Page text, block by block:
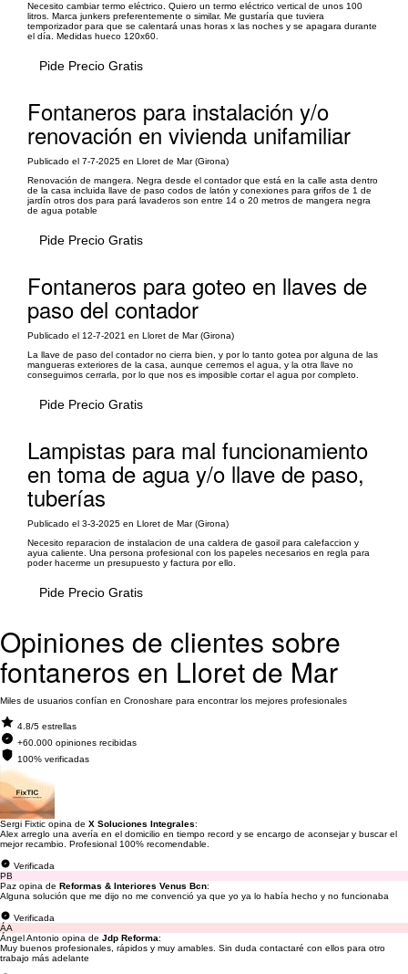
Necesito cambiar termo eléctrico. Quiero un termo eléctrico vertical de unos 100
litros. Marca junkers preferentemente o similar. Me gustaría que tuviera
temporizador para que se calentará unas horas x las noches y se apagara durante
el día. Medidas hueco 120x60.
Pide Precio Gratis
Fontaneros para instalación y/o
renovación en vivienda unifamiliar
Publicado el 7-7-2025 en Lloret de Mar (Girona)
Renovación de mangera. Negra desde el contador que está en la calle asta dentro
de la casa incluida llave de paso codos de latón y conexiones para grifos de 1 de
jardín otros dos para pará lavaderos son entre 14 o 20 metros de mangera negra
de agua potable
Pide Precio Gratis
Fontaneros para goteo en llaves de
paso del contador
Publicado el 12-7-2021 en Lloret de Mar (Girona)
La llave de paso del contador no cierra bien, y por lo tanto gotea por alguna de las
mangueras exteriores de la casa, aunque cerremos el agua, y la otra llave no
conseguimos cerrarla, por lo que nos es imposible cortar el agua por completo.
Pide Precio Gratis
Lampistas para mal funcionamiento
en toma de agua y/o llave de paso,
tuberías
Publicado el 3-3-2025 en Lloret de Mar (Girona)
Necesito reparacion de instalacion de una caldera de gasoil para calefaccion y
ayua caliente. Una persona profesional con los papeles necesarios en regla para
poder hacerme un presupuesto y factura por ello.
Pide Precio Gratis
Opiniones de clientes sobre
fontaneros en Lloret de Mar
Miles de usuarios confían en Cronoshare para encontrar los mejores profesionales
4.8/5 estrellas
+60.000 opiniones recibidas
100% verificadas
Sergi Fixtic opina de X Soluciones Integrales:
Alex arreglo una avería en el domicilio en tiempo record y se encargo de aconsejar y buscar el
mejor recambio. Profesional 100% recomendable.
Verificada
PB
Paz opina de Reformas & Interiores Venus Bcn:
Alguna solución que me dijo no me convenció ya que yo ya lo había hecho y no funcionaba
Verificada
ÁA
Ángel Antonio opina de Jdp Reforma:
Muy buenos profesionales, rápidos y muy amables. Sin duda contactaré con ellos para otro
trabajo más adelante